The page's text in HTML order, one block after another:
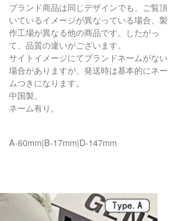
ブランド商品は同じデザインでも、ご覧頂
いているイメージが異なっている場合、製
作工場が異なる他の商品です。したがっ
て、品質の違いがございます。
サイトイメージにてブランドネームがない
場合がありますが、発送時は基本的にネー
ムつきになります。
中国製。
ネーム有り。
A-60mm|B-17mm|D-147mm